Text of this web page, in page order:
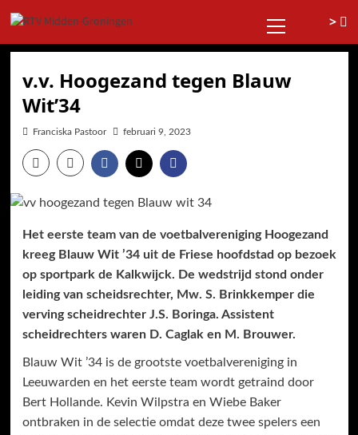
naar
de
menu
>
v.v. Hoogezand tegen Blauw
Wit’34
Franciska Pastoor februari 9, 2023
Het eerste team van de voetbalvereniging Hoogezand
kreeg Blauw Wit ’34 uit de Friese hoofdstad op bezoek
op sportpark de Kalkwijck. De wedstrijd stond onder
leiding van scheidsrechter, Mw. S. Brinkkemper die
verving scheidrechter J.S. Boringa. Assistent
scheidrechters waren D. Caglak en M. Brouwer.
Blauw Wit ’34 is de grootste voetbalvereniging in
Leeuwarden en het eerste team wordt getraind door
Bert Hollande. Kevin Wilpstra en Wiebe Baker
ontbraken in de selectie omdat deze twee spelers een